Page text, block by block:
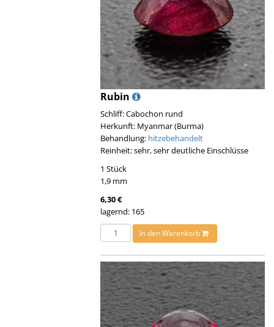
Rubin
Schliff: Cabochon rund
Herkunft: Myanmar (Burma)
Behandlung: hitzebehandelt
Reinheit: sehr, sehr deutliche Einschlüsse
1 Stück
1,9 mm
6,30 €
lagernd: 165
In den Warenkorb